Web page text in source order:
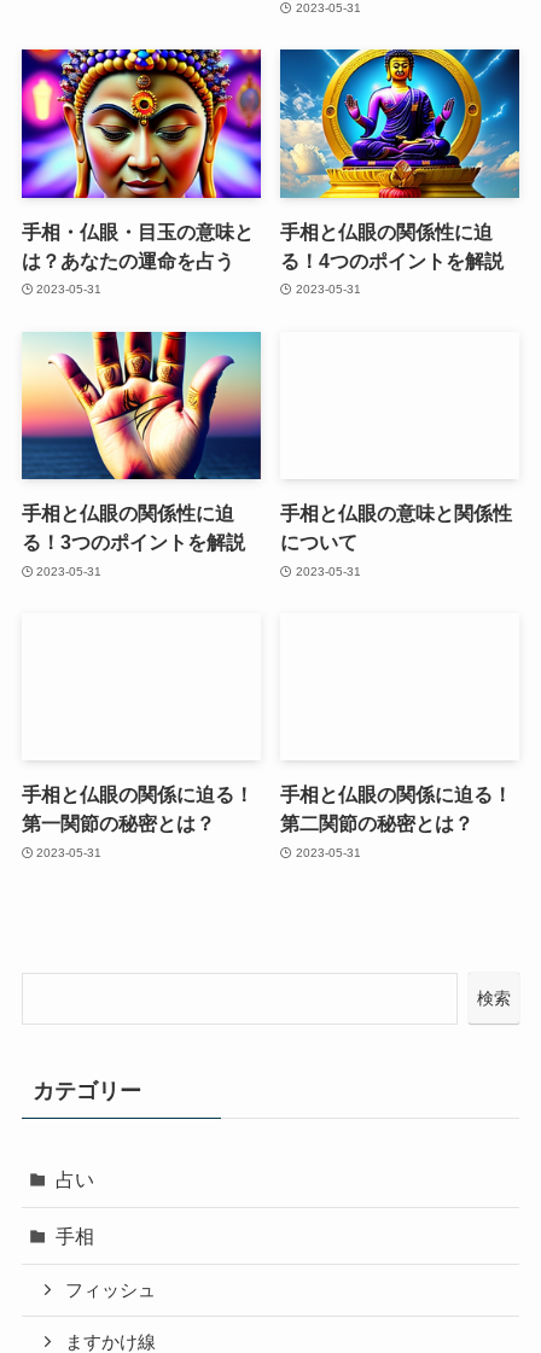
2023-05-31
手相・仏眼・目玉の意味と
は？あなたの運命を占う
2023-05-31
手相と仏眼の関係性に迫
る！4つのポイントを解説
2023-05-31
手相と仏眼の関係性に迫
る！3つのポイントを解説
2023-05-31
手相と仏眼の意味と関係性
について
2023-05-31
手相と仏眼の関係に迫る！
第一関節の秘密とは？
2023-05-31
手相と仏眼の関係に迫る！
第二関節の秘密とは？
2023-05-31
検索
カテゴリー
占い
手相
フィッシュ
ますかけ線